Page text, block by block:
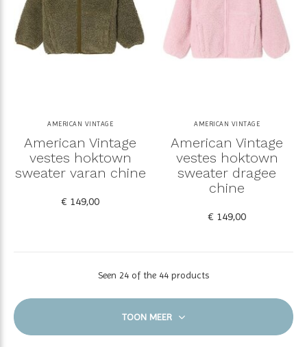
AMERICAN VINTAGE
American Vintage
vestes hoktown
sweater varan chine
€ 149,00
AMERICAN VINTAGE
American Vintage
vestes hoktown
sweater dragee
chine
€ 149,00
Seen 24 of the 44 products
TOON MEER